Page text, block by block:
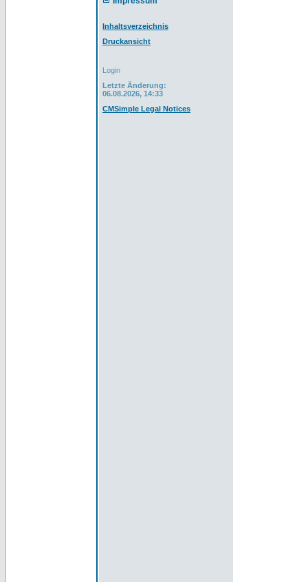
Inhaltsverzeichnis
Druckansicht
Login
Letzte Änderung:
06.08.2026, 14:33
CMSimple Legal Notices